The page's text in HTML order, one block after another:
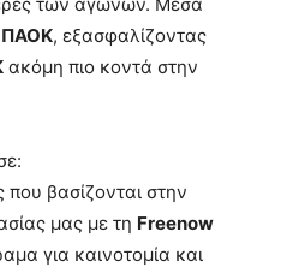
, εξασφαλίζοντας
ακόμη πιο κοντά στην
που βασίζονται στην
μας με τη Freenow
για καινοτομία και